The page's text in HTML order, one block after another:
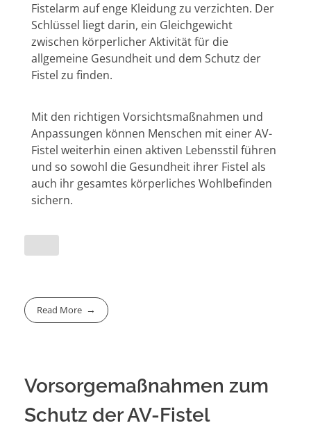
Fistelarm auf enge Kleidung zu verzichten. Der
Schlüssel liegt darin, ein Gleichgewicht
zwischen körperlicher Aktivität für die
allgemeine Gesundheit und dem Schutz der
Fistel zu finden.
Mit den richtigen Vorsichtsmaßnahmen und
Anpassungen können Menschen mit einer AV-
Fistel weiterhin einen aktiven Lebensstil führen
und so sowohl die Gesundheit ihrer Fistel als
auch ihr gesamtes körperliches Wohlbefinden
sichern.
Read More
Vorsorgemaßnahmen zum
Schutz der AV-Fistel